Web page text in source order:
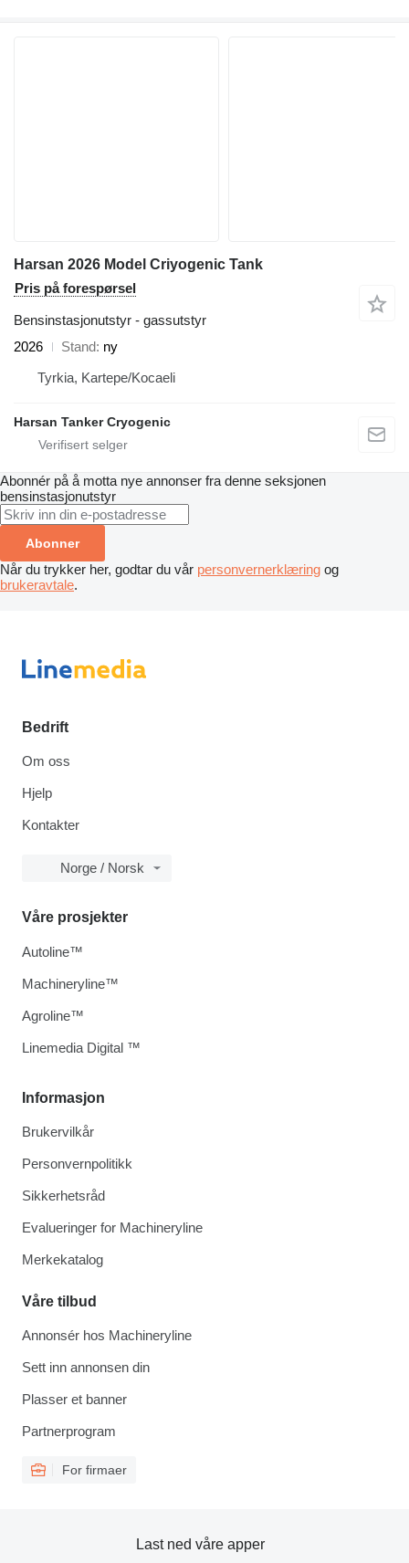
Harsan 2026 Model Criyogenic Tank
Pris på forespørsel
Bensinstasjonutstyr - gassutstyr
2026
Stand ny
Tyrkia, Kartepe/Kocaeli
Harsan Tanker Cryogenic
Abonnér på å motta nye annonser fra denne seksjonen
bensinstasjonutstyr
Abonner
Når du trykker her, godtar du vår personvernerklæring og
brukeravtale.
Bedrift
Om oss
Hjelp
Kontakter
Norge / Norsk
Informasjon
Brukervilkår
Personvernpolitikk
Sikkerhetsråd
Evalueringer for Machineryline
Merkekatalog
Våre tilbud
Annonsér hos Machineryline
Sett inn annonsen din
Plasser et banner
Partnerprogram
For firmaer
Våre prosjekter
Autoline™
Machineryline™
Agroline™
Linemedia Digital ™
Last ned våre apper